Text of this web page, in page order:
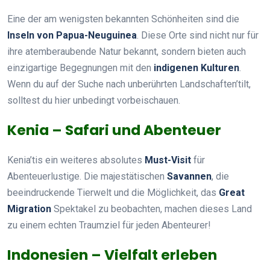
Eine der am wenigsten bekannten Schönheiten sind die
Inseln von Papua-Neuguinea. Diese Orte sind nicht nur für
ihre atemberaubende Natur bekannt, sondern bieten auch
einzigartige Begegnungen mit den indigenen Kulturen.
Wenn du auf der Suche nach unberührten Landschaften’tilt,
solltest du hier unbedingt vorbeischauen.
Kenia – Safari und Abenteuer
Kenia’tis ein weiteres absolutes Must-Visit für
Abenteuerlustige. Die majestätischen Savannen, die
beeindruckende Tierwelt und die Möglichkeit, das Great
Migration Spektakel zu beobachten, machen dieses Land
zu einem echten Traumziel für jeden Abenteurer!
Indonesien – Vielfalt erleben